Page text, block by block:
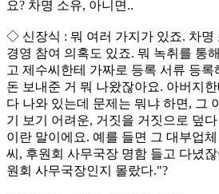
요? 차명 소유, 아니면..
◇ 신장식 : 뭐 여러 가지가 있죠. 차명
경영 참여 의혹도 있죠. 뭐 녹취를 통
고 제수씨한테 가짜로 등록 서류 등록
돈 보내준 거 뭐 나왔잖아요. 아버지
다 나와 있는데 문제는 뭐냐 하면, 그
기 보기 어려운, 거짓을 거짓으로 덮
이란 말이에요. 예를 들면 그 대부업
씨, 후원회 사무국장 명함 들고 다녔
원회 사무국장인지 몰랐다."?